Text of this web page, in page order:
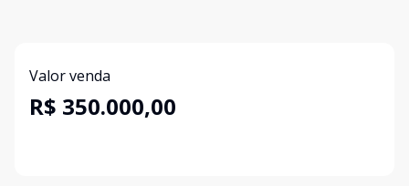
Valor venda
R$ 350.000,00